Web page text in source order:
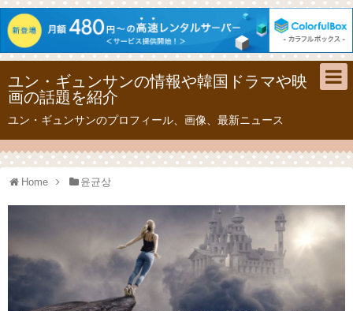
ユン・ギュンサンの情報や韓国ドラマや映
画の話題を紹介
ユン・ギュンサンのプロフィール、画像、最新ニュース
Home 윤균상